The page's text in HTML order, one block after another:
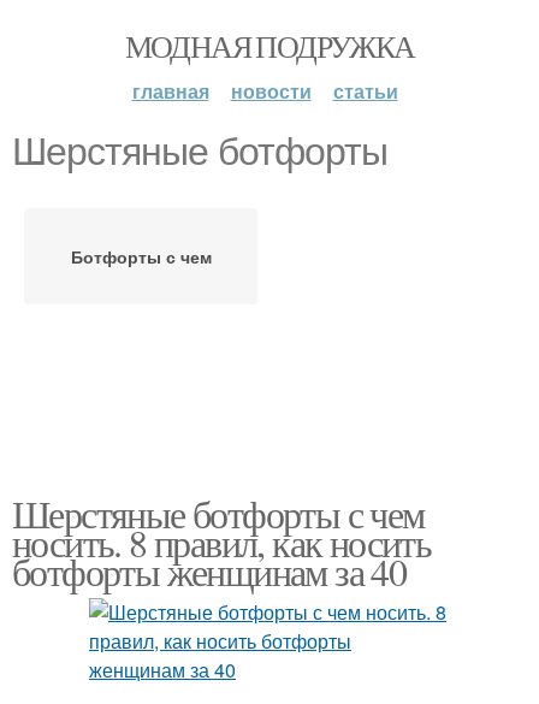
МОДНАЯ ПОДРУЖКА
главная новости статьи
Шерстяные ботфорты
Ботфорты с чем
Шерстяные ботфорты с чем
носить. 8 правил, как носить
ботфорты женщинам за 40